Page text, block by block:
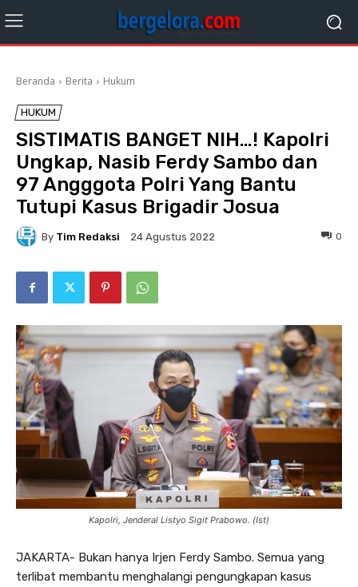
Beranda Berita Hukum
HUKUM
SISTIMATIS BANGET NIH…! Kapolri
Ungkap, Nasib Ferdy Sambo dan
97 Angggota Polri Yang Bantu
Tutupi Kasus Brigadir Josua
By Tim Redaksi 24 Agustus 2022 0
Kapolri, Jenderal Listyo Sigit Prabowo. (Ist)
JAKARTA- Bukan hanya Irjen Ferdy Sambo. Semua yang
terlibat membantu menghalangi pengungkapan kasus